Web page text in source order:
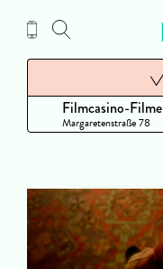
Inhalt
Filmcasino-Filme
Margaretenstraße 78